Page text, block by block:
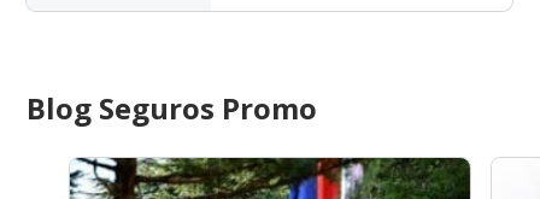
Blog Seguros Promo